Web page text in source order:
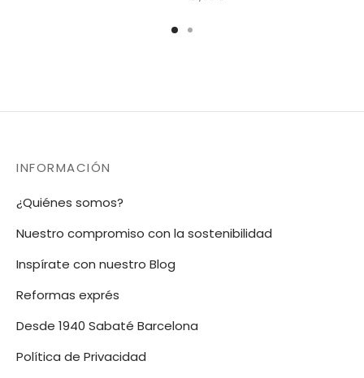
INFORMACIÓN
¿Quiénes somos?
Nuestro compromiso con la sostenibilidad
Inspírate con nuestro Blog
Reformas exprés
Desde 1940 Sabaté Barcelona
Política de Privacidad